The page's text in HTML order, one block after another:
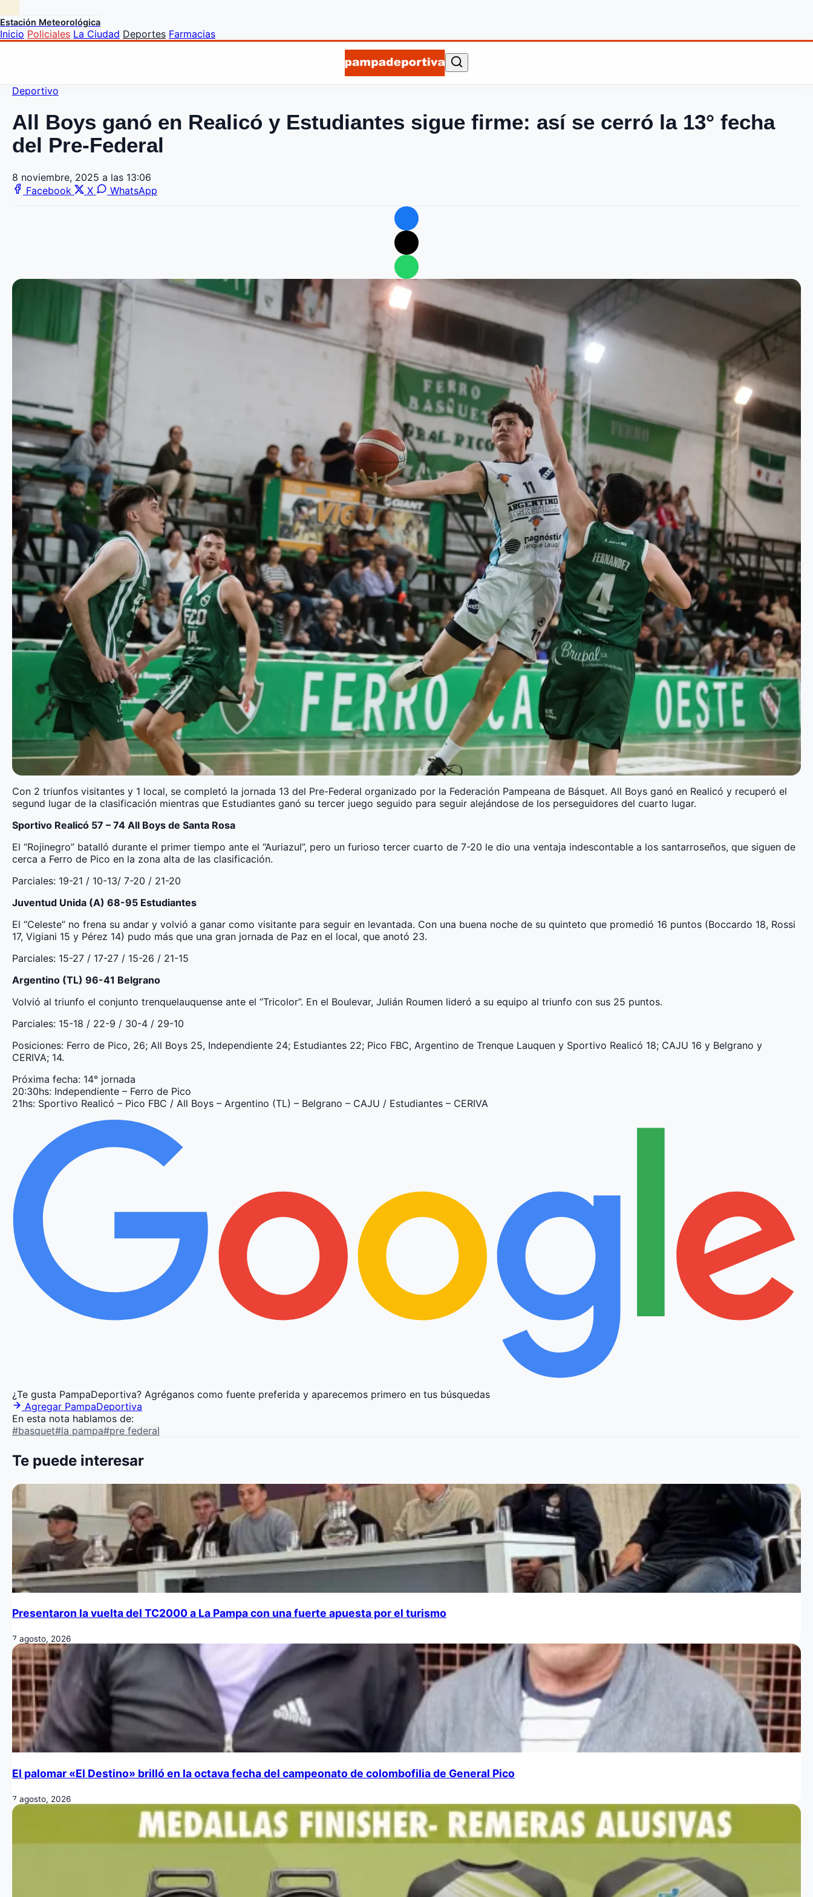
Estación Meteorológica
Inicio Policiales La Ciudad Deportes Farmacias
Deportivo
All Boys ganó en Realicó y Estudiantes sigue firme: así se cerró la 13° fecha
del Pre-Federal
8 noviembre, 2025 a las 13:06
Facebook
X WhatsApp
Con 2 triunfos visitantes y 1 local, se completó la jornada 13 del Pre-Federal organizado por la Federación Pampeana de Básquet. All Boys ganó en Realicó y recuperó el
segund lugar de la clasificación mientras que Estudiantes ganó su tercer juego seguido para seguir alejándose de los perseguidores del cuarto lugar.
Sportivo Realicó 57 – 74 All Boys de Santa Rosa
El “Rojinegro” batalló durante el primer tiempo ante el “Auriazul”, pero un furioso tercer cuarto de 7-20 le dio una ventaja indescontable a los santarroseños, que siguen de
cerca a Ferro de Pico en la zona alta de las clasificación.
Parciales: 19-21 / 10-13/ 7-20 / 21-20
Juventud Unida (A) 68-95 Estudiantes
El “Celeste” no frena su andar y volvió a ganar como visitante para seguir en levantada. Con una buena noche de su quinteto que promedió 16 puntos (Boccardo 18, Rossi
17, Vigiani 15 y Pérez 14) pudo más que una gran jornada de Paz en el local, que anotó 23.
Parciales: 15-27 / 17-27 / 15-26 / 21-15
Argentino (TL) 96-41 Belgrano
Volvió al triunfo el conjunto trenquelauquense ante el “Tricolor”. En el Boulevar, Julián Roumen lideró a su equipo al triunfo con sus 25 puntos.
Parciales: 15-18 / 22-9 / 30-4 / 29-10
Posiciones: Ferro de Pico, 26; All Boys 25, Independiente 24; Estudiantes 22; Pico FBC, Argentino de Trenque Lauquen y Sportivo Realicó 18; CAJU 16 y Belgrano y
CERIVA; 14.
Próxima fecha: 14° jornada
20:30hs: Independiente – Ferro de Pico
21hs: Sportivo Realicó – Pico FBC / All Boys – Argentino (TL) – Belgrano – CAJU / Estudiantes – CERIVA
¿Te gusta PampaDeportiva? Agréganos como fuente preferida y aparecemos primero en tus búsquedas
Agregar PampaDeportiva
En esta nota hablamos de:
#basquet#la pampa#pre federal
Te puede interesar
Presentaron la vuelta del TC2000 a La Pampa con una fuerte apuesta por el turismo
7 agosto, 2026
El palomar «El Destino» brilló en la octava fecha del campeonato de colombofilia de General Pico
7 agosto, 2026